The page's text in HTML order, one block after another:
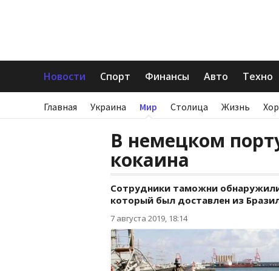
Новости Спорт Финансы Авто Техно
Главная Украина Мир Столица Жизнь
В немецком
кокаина
Сотрудники таможни
который был доставлен из
7 августа 2019, 18:14